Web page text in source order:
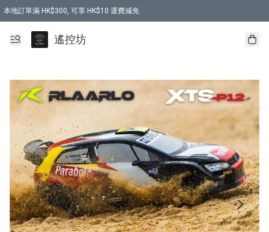
本地訂單滿 HK$300, 可享 HK$10 運費減免
購買 7.6V 6500mah 70C 電池 送 7.6V USB充電器
遙控坊